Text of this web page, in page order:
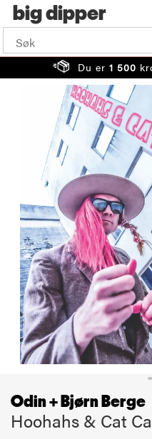
big
Du er 1 500
Odin + Bjørn Berge
Hoohahs & Cat